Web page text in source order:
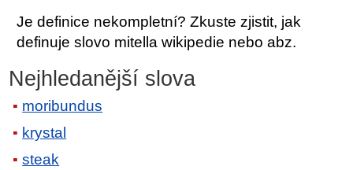
Je definice nekompletní? Zkuste zjistit, jak
definuje slovo mitella wikipedie nebo abz.
Nejhledanější slova
moribundus
krystal
steak